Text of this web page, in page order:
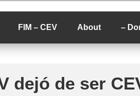
GP
FIM – CEV About –
dejó de ser